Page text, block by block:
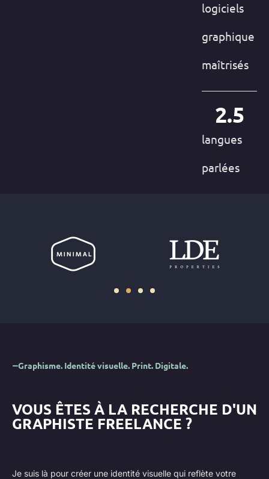
logiciels
graphique
maîtrisés
langues
parlées
2.5
Graphisme. Identité visuelle. Print. Digitale.
VOUS ÊTES À LA RECHERCHE D'UN
GRAPHISTE FREELANCE ?
Je suis là pour créer une identité visuelle qui reflète votre